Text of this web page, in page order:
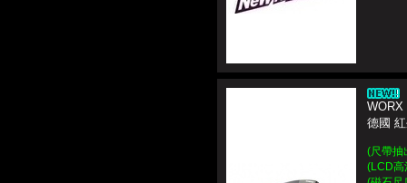
WORX
德國
(尺帶抽
(LCD高